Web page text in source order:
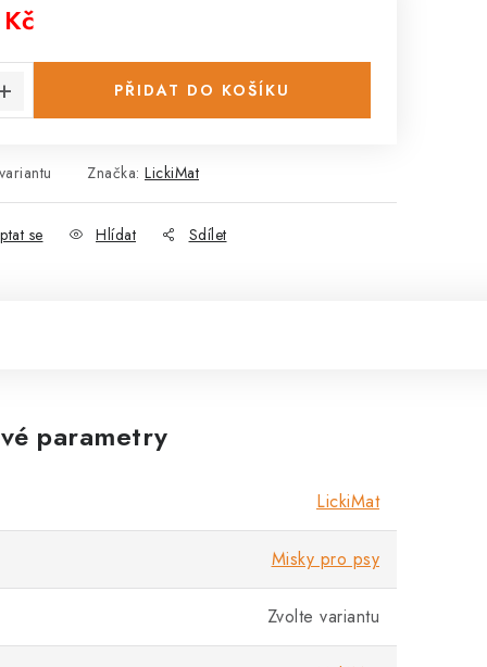
PŘIDAT DO KOŠÍKU
Značka: LickiMat
se Hlídat Sdílet
parametry
LickiMat
Misky pro psy
Zvolte variantu